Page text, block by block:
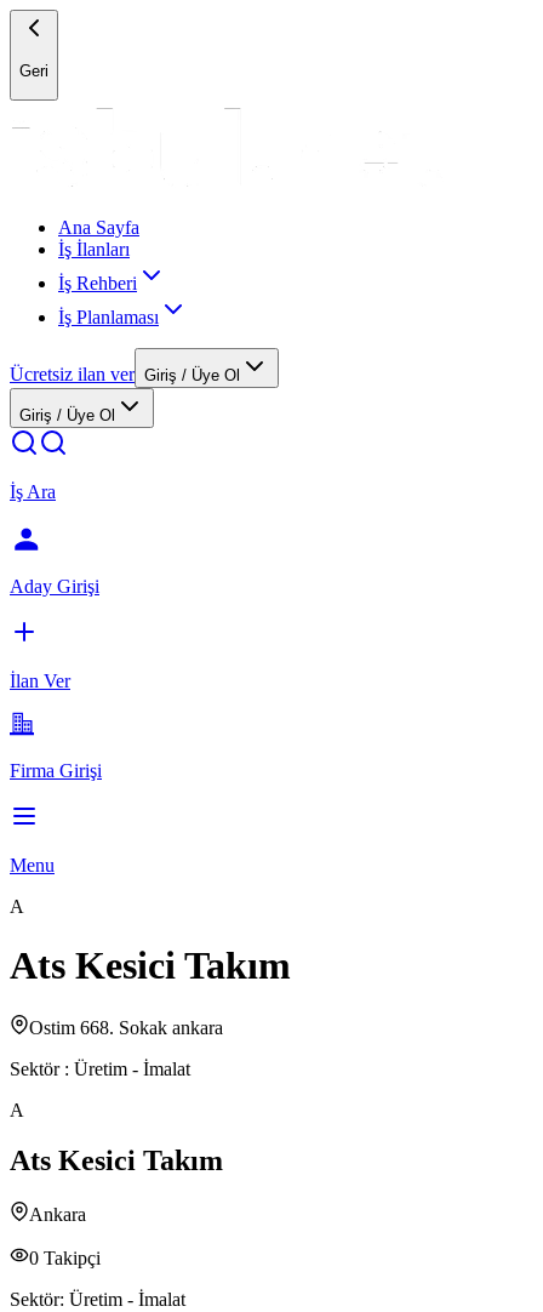
Geri
Ana Sayfa
İş İlanları
İş Rehberi
İş Planlaması
Ücretsiz ilan ver Giriş / Üye Ol
Giriş / Üye Ol
İş Ara
Aday Girişi
İlan Ver
Firma Girişi
Menu
A
Ats Kesici Takım
Ostim 668. Sokak ankara
Sektör : Üretim - İmalat
A
Ats Kesici Takım
Ankara
0 Takipçi
Sektör: Üretim - İmalat